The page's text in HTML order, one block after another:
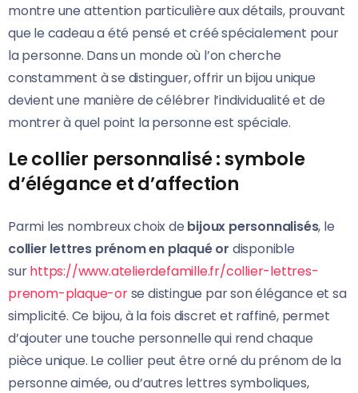
montre une attention particulière aux détails, prouvant
que le cadeau a été pensé et créé spécialement pour
la personne. Dans un monde où l’on cherche
constamment à se distinguer, offrir un bijou unique
devient une manière de célébrer l’individualité et de
montrer à quel point la personne est spéciale.
Le collier personnalisé : symbole
d’élégance et d’affection
Parmi les nombreux choix de bijoux personnalisés, le
collier lettres prénom en plaqué or disponible
surhttps://www.atelierdefamille.fr/collier-lettres-
prenom-plaque-orse distingue par son élégance et sa
simplicité. Ce bijou, à la fois discret et raffiné, permet
d’ajouter une touche personnelle qui rend chaque
pièce unique. Le collier peut être orné du prénom de la
personne aimée, ou d’autres lettres symboliques,